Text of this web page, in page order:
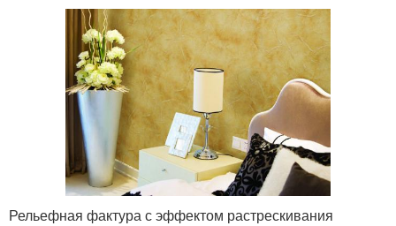
Рельефная фактура с эффектом растрескивания